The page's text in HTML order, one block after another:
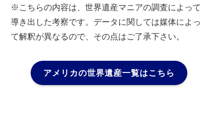
※こちらの内容は、世界遺産マニアの調査によって
導き出した考察です。データに関しては媒体によっ
て解釈が異なるので、その点はご了承下さい。
アメリカの世界遺産一覧はこちら